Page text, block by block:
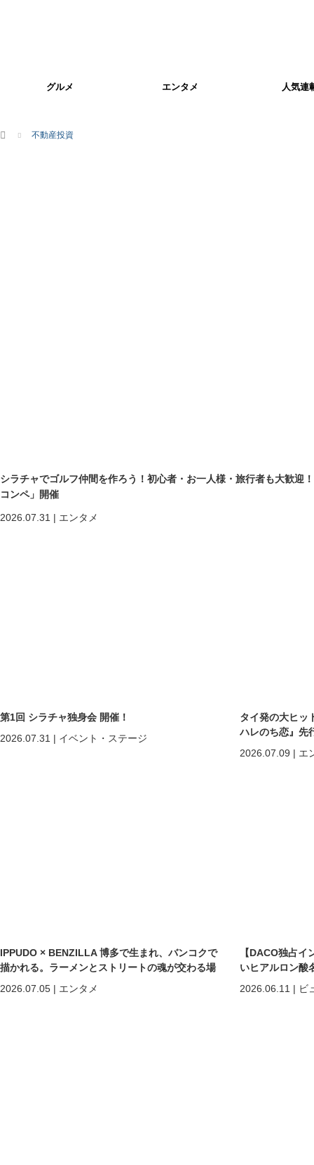
グルメ エンタメ 人気連
ホーム 不動産投資
シラチャでゴルフ仲間を作ろう！初心者・お一人様・旅行者も大歓迎
コンペ」開催
2026.07.31 | エンタメ
第1回 シラチャ独身会 開催！
2026.07.31 | イベント・ステージ
タイ発の大ヒッ
ハレのち恋』先
2026.07.09 | エ
IPPUDO × BENZILLA 博多で生まれ、バンコクで
描かれる。ラーメンとストリートの魂が交わる場
2026.07.05 | エンタメ
【DACO独占
いヒアルロン酸
しくなる」だ
めの美容医療
2026.06.11 | ビ